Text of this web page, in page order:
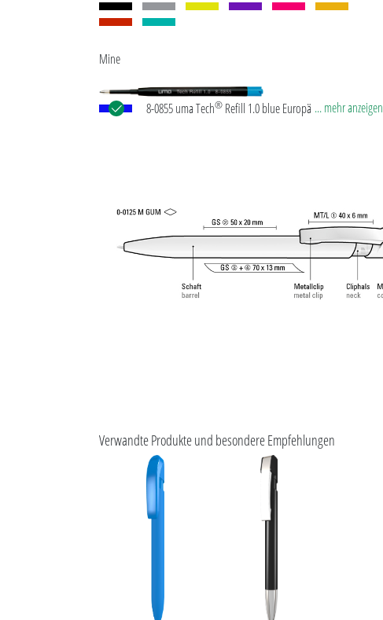
Mine
8-0855 uma Tech® Refill 1.0 blue Europäische Kunststoff-
... mehr anzeigen
Verwandte Produkte und besondere Empfehlungen